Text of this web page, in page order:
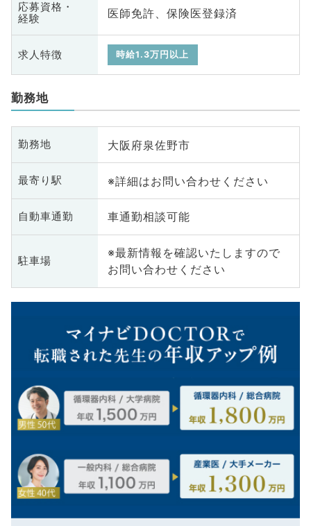
応募資格・
経験
医師免許、保険医登録済
求人特徴 時給1.3万円以上
勤務地
勤務地 大阪府泉佐野市
最寄り駅 ※詳細はお問い合わせください
自動車通勤 車通勤相談可能
駐車場
※最新情報を確認いたしますので
お問い合わせください